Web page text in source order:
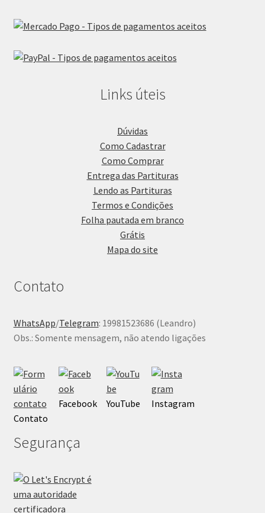
Links úteis
Dúvidas
Como Cadastrar
Como Comprar
Entrega das Partituras
Lendo as Partituras
Termos e Condições
Folha pautada em branco
Grátis
Mapa do site
Contato
WhatsApp/Telegram: 19981523686 (Leandro)
Obs.: Somente mensagem, não atendo ligações
Contato
Facebook YouTube Instagram
Segurança